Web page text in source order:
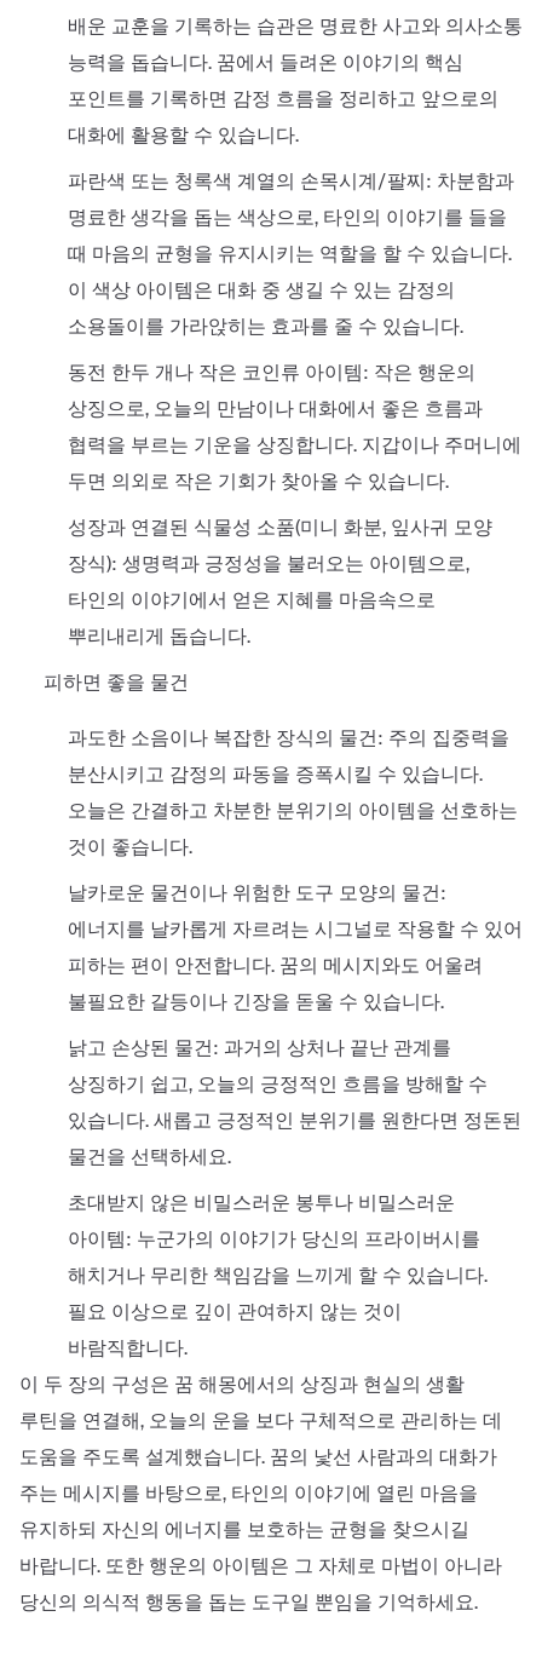
배운 교훈을 기록하는 습관은 명료한 사고와 의사소통
능력을 돕습니다. 꿈에서 들려온 이야기의 핵심
포인트를 기록하면 감정 흐름을 정리하고 앞으로의
대화에 활용할 수 있습니다.
파란색 또는 청록색 계열의 손목시계/팔찌: 차분함과
명료한 생각을 돕는 색상으로, 타인의 이야기를 들을
때 마음의 균형을 유지시키는 역할을 할 수 있습니다.
이 색상 아이템은 대화 중 생길 수 있는 감정의
소용돌이를 가라앉히는 효과를 줄 수 있습니다.
동전 한두 개나 작은 코인류 아이템: 작은 행운의
상징으로, 오늘의 만남이나 대화에서 좋은 흐름과
협력을 부르는 기운을 상징합니다. 지갑이나 주머니에
두면 의외로 작은 기회가 찾아올 수 있습니다.
성장과 연결된 식물성 소품(미니 화분, 잎사귀 모양
장식): 생명력과 긍정성을 불러오는 아이템으로,
타인의 이야기에서 얻은 지혜를 마음속으로
뿌리내리게 돕습니다.
피하면 좋을 물건
과도한 소음이나 복잡한 장식의 물건: 주의 집중력을
분산시키고 감정의 파동을 증폭시킬 수 있습니다.
오늘은 간결하고 차분한 분위기의 아이템을 선호하는
것이 좋습니다.
날카로운 물건이나 위험한 도구 모양의 물건:
에너지를 날카롭게 자르려는 시그널로 작용할 수 있어
피하는 편이 안전합니다. 꿈의 메시지와도 어울려
불필요한 갈등이나 긴장을 돋울 수 있습니다.
낡고 손상된 물건: 과거의 상처나 끝난 관계를
상징하기 쉽고, 오늘의 긍정적인 흐름을 방해할 수
있습니다. 새롭고 긍정적인 분위기를 원한다면 정돈된
물건을 선택하세요.
초대받지 않은 비밀스러운 봉투나 비밀스러운
아이템: 누군가의 이야기가 당신의 프라이버시를
해치거나 무리한 책임감을 느끼게 할 수 있습니다.
필요 이상으로 깊이 관여하지 않는 것이
바람직합니다.
이 두 장의 구성은 꿈 해몽에서의 상징과 현실의 생활
루틴을 연결해, 오늘의 운을 보다 구체적으로 관리하는 데
도움을 주도록 설계했습니다. 꿈의 낯선 사람과의 대화가
주는 메시지를 바탕으로, 타인의 이야기에 열린 마음을
유지하되 자신의 에너지를 보호하는 균형을 찾으시길
바랍니다. 또한 행운의 아이템은 그 자체로 마법이 아니라
당신의 의식적 행동을 돕는 도구일 뿐임을 기억하세요.